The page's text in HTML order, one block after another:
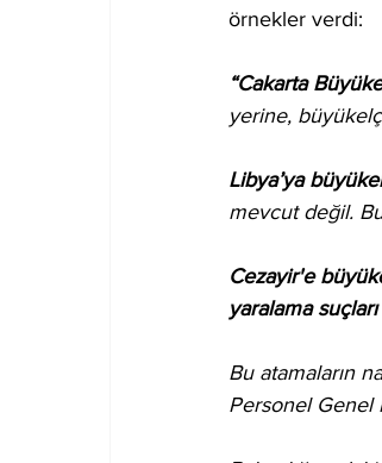
örnekler verdi:
“Cakarta
yerine,
Libya’ya
mevcut değil.
Cezayir'e
yaralama
Bu atamaların
Personel Genel